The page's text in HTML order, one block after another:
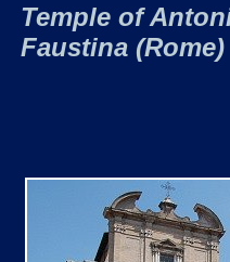
Temple of
Faustina (Rome)